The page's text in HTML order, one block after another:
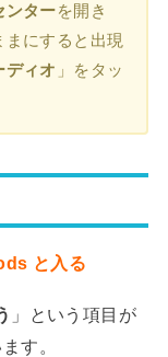
ンターを開き
にすると出現
ディオ 」をタッ
と入る
」という項目が
す。